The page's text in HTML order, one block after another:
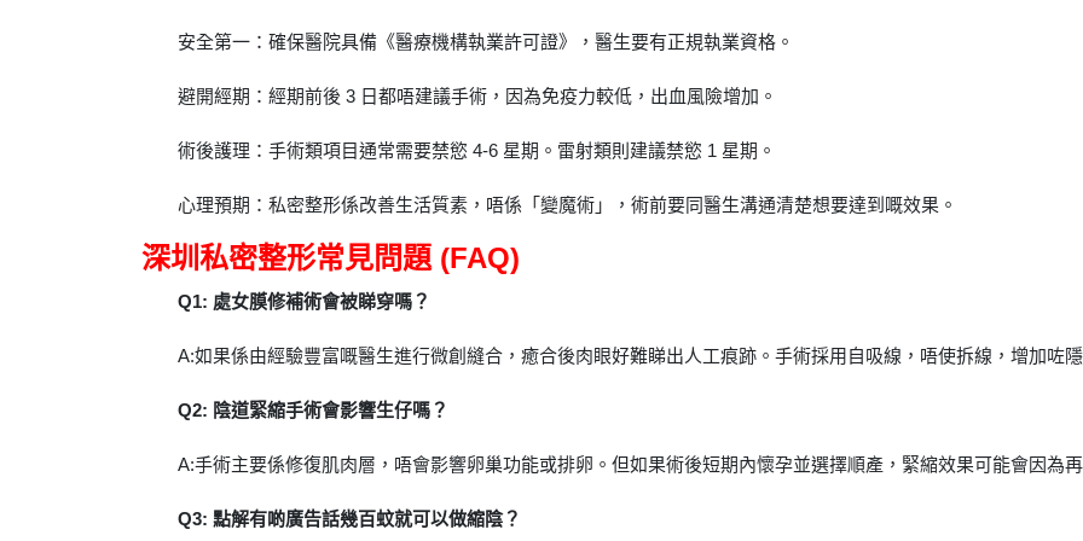
安全第一：確保醫院具備《醫療機構執業許可證》，醫生要有正規執業資格。
避開經期：經期前後 3 日都唔建議手術，因為免疫力較低，出血風險增加。
術後護理：手術類項目通常需要禁慾 4-6 星期。雷射類則建議禁慾 1 星期。
心理預期：私密整形係改善生活質素，唔係「變魔術」，術前要同醫生溝通清楚想要達到嘅效果。
深圳私密整形常見問題 (FAQ)
Q1: 處女膜修補術會被睇穿嗎？
A:如果係由經驗豐富嘅醫生進行微創縫合，癒合後肉眼好難睇出人工痕跡。手術採用自吸線，唔使拆線，增加咗隱
Q2: 陰道緊縮手術會影響生仔嗎？
A:手術主要係修復肌肉層，唔會影響卵巢功能或排卵。但如果術後短期內懷孕並選擇順產，緊縮效果可能會因為
Q3: 點解有啲廣告話幾百蚊就可以做縮陰？